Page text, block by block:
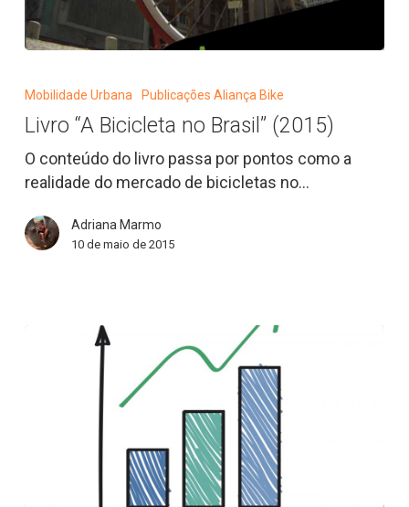
“A
no
Brasil”
(2015)
Mobilidade Urbana Publicações Aliança Bike
Livro “A Bicicleta no Brasil” (2015)
O conteúdo do livro passa por pontos como a
realidade do mercado de bicicletas no…
Adriana Marmo
10 de maio de 2015